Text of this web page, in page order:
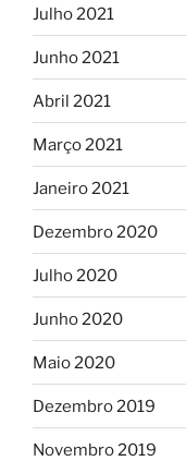
Julho 2021
Junho 2021
Abril 2021
Março 2021
Janeiro 2021
Dezembro 2020
Julho 2020
Junho 2020
Maio 2020
Dezembro 2019
Novembro 2019